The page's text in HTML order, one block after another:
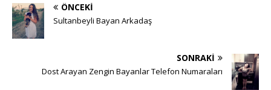
ÖNCEKI
Sultanbeyli Bayan Arkadaş
SONRAKI
Dost Arayan Zengin Bayanlar Telefon Numaraları